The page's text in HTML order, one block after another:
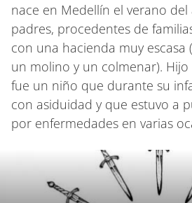
nace en Medellín el verano del
padres, procedentes de
con una hacienda muy escasa
un molino y un colmenar).
fue un niño que durante su
con asiduidad y que estuvo a
por enfermedades en varias